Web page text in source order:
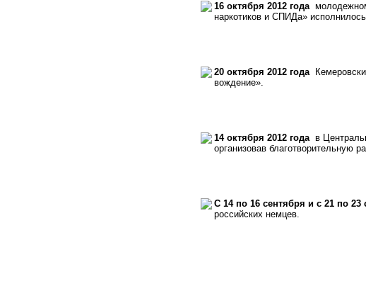
16 октября 2012 года
наркотиков и СПИДа»
20 октября 2012 года
вождение».
14 октября 2012 годав
организовав благотворительную
С 14 по 16 сентября и с 21 по 23
российских немцев.